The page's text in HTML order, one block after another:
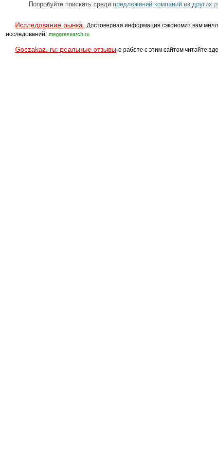
Попробуйте поискать среди предложений компаний из других
Исследование рынка.
Достоверная информация сэкономит вам
исследований! megaresearch.ru
Goszakaz. ru: реальные отзывы о работе с этим сайтом читайте